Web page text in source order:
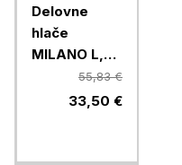
Delovne
hlače
MILANO L,
54 SIVE EN
13688
55,83 €
33,50 €